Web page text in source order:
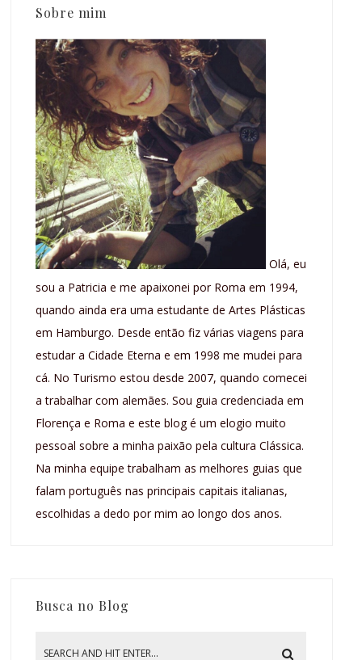
Sobre mim
Olá, eu
sou a Patricia e me apaixonei por Roma em 1994,
quando ainda era uma estudante de Artes Plásticas
em Hamburgo. Desde então fiz várias viagens para
estudar a Cidade Eterna e em 1998 me mudei para
cá. No Turismo estou desde 2007, quando comecei
a trabalhar com alemães. Sou guia credenciada em
Florença e Roma e este blog é um elogio muito
pessoal sobre a minha paixão pela cultura Clássica.
Na minha equipe trabalham as melhores guias que
falam português nas principais capitais italianas,
escolhidas a dedo por mim ao longo dos anos.
Busca no Blog